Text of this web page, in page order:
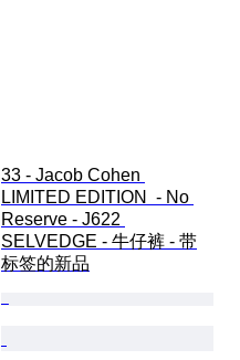
33 - Jacob Cohen
LIMITED EDITION  - No
Reserve - J622
SELVEDGE - 牛仔裤 - 带
标签的新品